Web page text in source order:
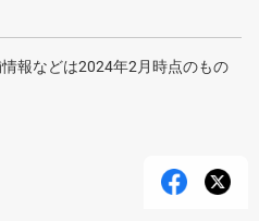
報などは2024年2月時点のもの